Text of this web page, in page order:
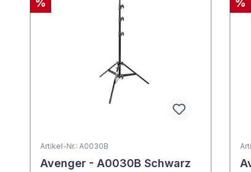
%
Artikel-Nr.: A0030B
Avenger - A0030B Schwarz
%